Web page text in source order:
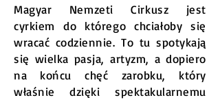
Magyar Nemzeti Cirkusz jest
cyrkiem do którego chciałoby się
wracać codziennie. To tu spotykają
się wielka pasja, artyzm, a dopiero
na końcu chęć zarobku, który
właśnie dzięki spektakularnemu